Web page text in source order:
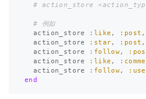
# action_store
# 例如
action_store
:like , :post ,
action_store
:star, :post ,
action_store
:follow,
action_store
:like ,
action_store
:follow,
end